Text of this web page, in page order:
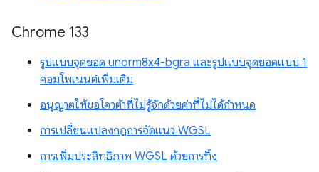
Chrome 133
รูปแบบจุดยอด unorm8x4-bgra และรูปแบบจุดยอดแบบ 1
คอมโพเนนต์เพิ่มเติม
อนุญาตให้ขอโควต้าที่ไม่รู้จักด้วยค่าที่ไม่ได้กำหนด
การเปลี่ยนแปลงกฎการจัดแนว WGSL
การเพิ่มประสิทธิภาพ WGSL ด้วยการทิ้ง